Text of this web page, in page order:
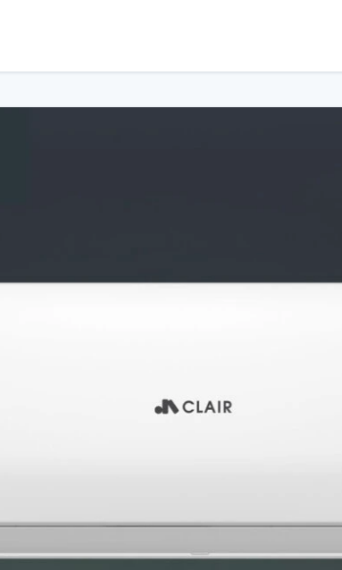
до 99,9%
у всіх напрямках
для дистанційного керування (опція)
, де
комфорт у приміщенні навіть у холодну пору року.
режиму кондиціонера відповідно до
повітря);